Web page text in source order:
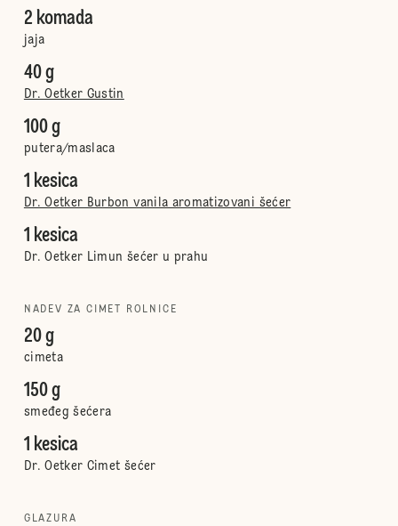
2 komada
jaja
40 g
Dr. Oetker Gustin
100 g
putera/maslaca
1 kesica
Dr. Oetker Burbon vanila aromatizovani šećer
1 kesica
Dr. Oetker Limun šećer u prahu
NADEV ZA CIMET ROLNICE
20 g
cimeta
150 g
smeđeg šećera
1 kesica
Dr. Oetker Cimet šećer
GLAZURA